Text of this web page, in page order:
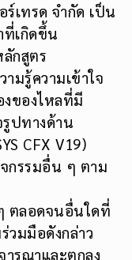
เทรด จำกัด เป็น
เกิดขึ้น
กสูตร
มรู้ความเข้าใจ
งของไหลที่มี
ปทางด้าน
CFX V19)
กรรมอื่น ๆ ตาม
ตลอดจนอื่นใดที่
วมมือดังกล่าว
ารณาและตกลง